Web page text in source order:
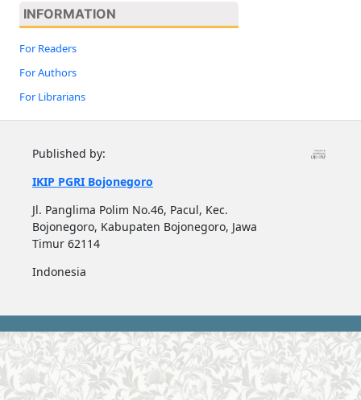
INFORMATION
For Readers
For Authors
For Librarians
Published by:
IKIP PGRI Bojonegoro
Jl. Panglima Polim No.46, Pacul, Kec.
Bojonegoro, Kabupaten Bojonegoro, Jawa
Timur 62114
Indonesia